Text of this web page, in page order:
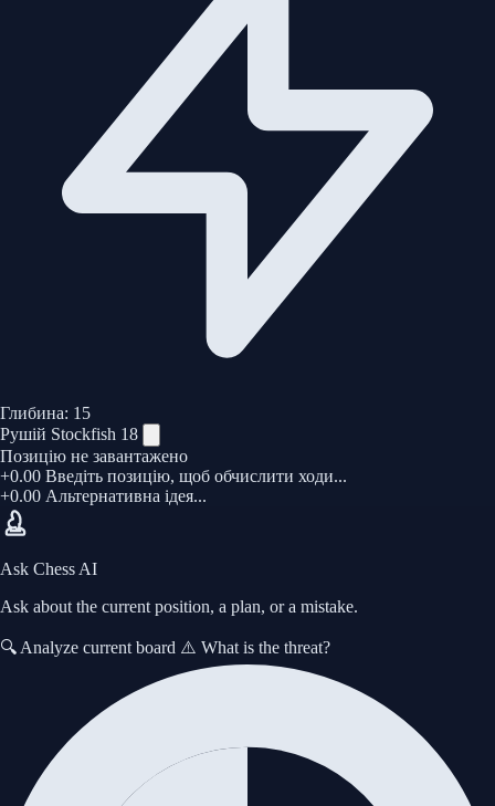
Імпортувати партію PGN
Глибина: 15
Рушій Stockfish 18
Позицію не завантажено
+0.00 Введіть позицію, щоб обчислити ходи...
+0.00 Альтернативна ідея...
Ask Chess AI
Ask about the current position, a plan, or a mistake.
🔍 Analyze current board ⚠️ What is the threat?